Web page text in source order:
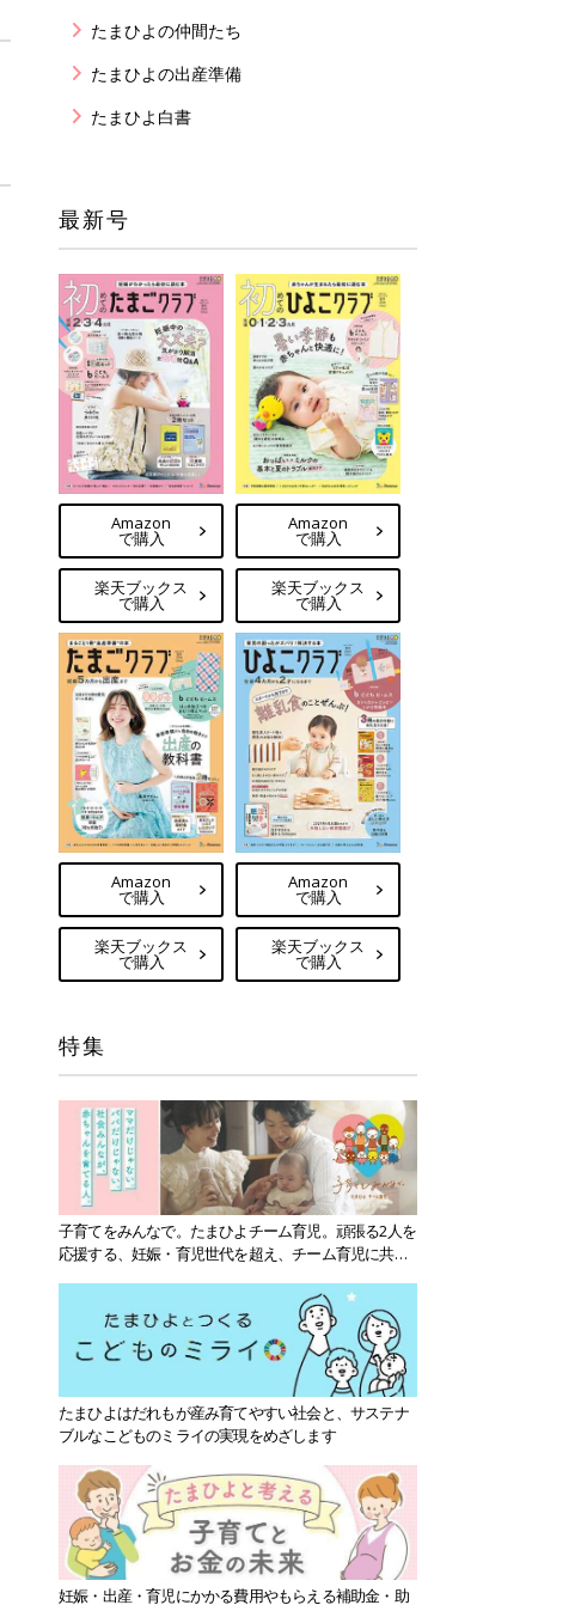
たまひよの仲間たち
たまひよの出産準備
たまひよ白書
最新号
Amazon
で購入
楽天ブックス
で購入
Amazon
で購入
楽天ブックス
で購入
Amazon
で購入
楽天ブックス
で購入
Amazon
で購入
楽天ブックス
で購入
特集
子育てをみんなで。たまひよチーム育児。頑張る2人を
応援する、妊娠・育児世代を超え、チーム育児に共感
たまひよはだれもが産み育てやすい社会と、サステナ
ブルなこどものミライの実現をめざします
妊娠・出産・育児にかかる費用やもらえる補助金・助